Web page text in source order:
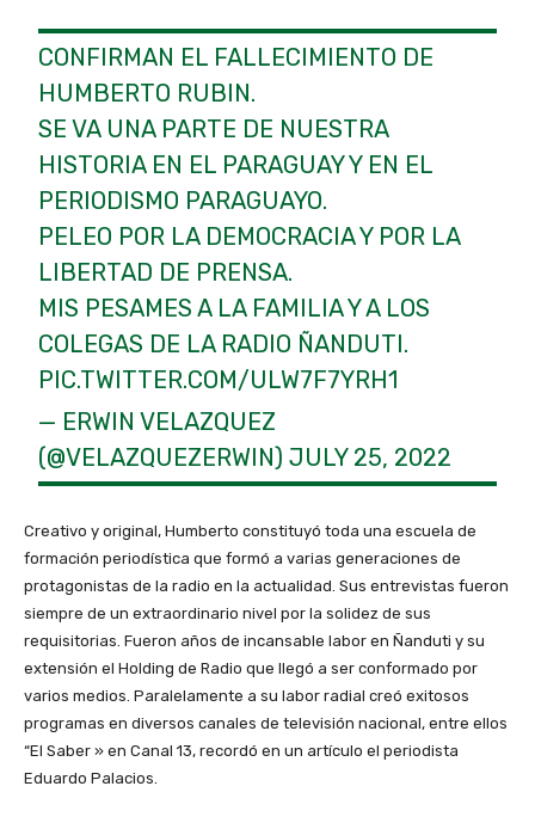
CONFIRMAN EL FALLECIMIENTO DE
HUMBERTO RUBIN.
SE VA UNA PARTE DE NUESTRA
HISTORIA EN EL PARAGUAY Y EN EL
PERIODISMO PARAGUAYO.
PELEO POR LA DEMOCRACIA Y POR LA
LIBERTAD DE PRENSA.
MIS PESAMES A LA FAMILIA Y A LOS
COLEGAS DE LA RADIO ÑANDUTI.
PIC.TWITTER.COM/ULW7F7YRH1
— ERWIN VELAZQUEZ
(@VELAZQUEZERWIN)JULY 25, 2022
Creativo y original, Humberto constituyó toda una escuela de
formación periodística que formó a varias generaciones de
protagonistas de la radio en la actualidad. Sus entrevistas fueron
siempre de un extraordinario nivel por la solidez de sus
requisitorias. Fueron años de incansable labor en Ñanduti y su
extensión el Holding de Radio que llegó a ser conformado por
varios medios. Paralelamente a su labor radial creó exitosos
programas en diversos canales de televisión nacional, entre ellos
“El Saber » en Canal 13, recordó en un artículo el periodista
Eduardo Palacios.